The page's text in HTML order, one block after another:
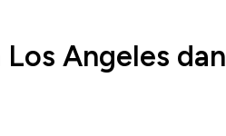
Angeles dan